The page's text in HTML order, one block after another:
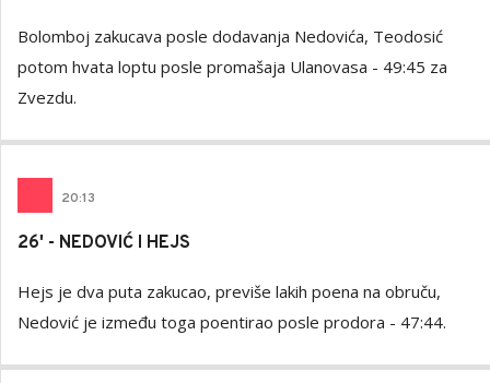
Bolomboj zakucava posle dodavanja Nedovića, Teodosić
potom hvata loptu posle promašaja Ulanovasa - 49:45 za
Zvezdu.
20:13
26' - NEDOVIĆ I HEJS
Hejs je dva puta zakucao, previše lakih poena na obruču,
Nedović je između toga poentirao posle prodora - 47:44.